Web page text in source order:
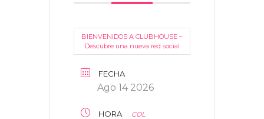
BIENVENIDOS A CLUBHOUSE –
Descubre una nueva red social
FECHA
Ago 14 2026
HORA COL